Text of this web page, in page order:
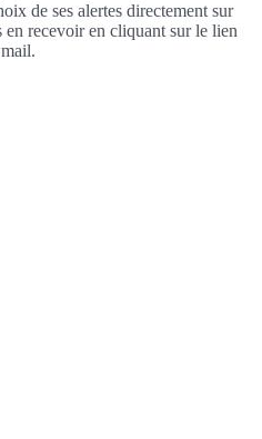
de ses alertes directement sur
recevoir en cliquant sur le lien